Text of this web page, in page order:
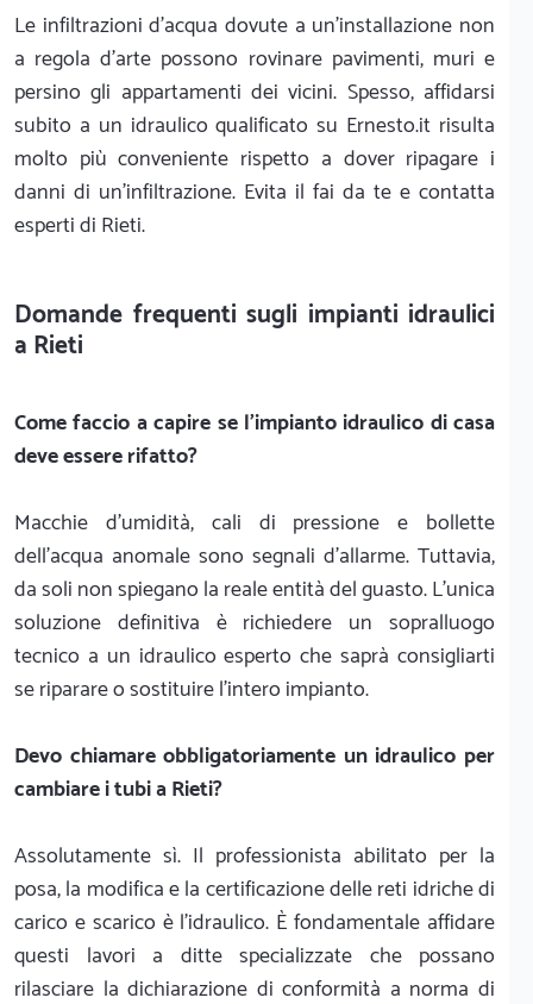
Le infiltrazioni d'acqua dovute a un'installazione non
a regola d'arte possono rovinare pavimenti, muri e
persino gli appartamenti dei vicini. Spesso, affidarsi
subito a un idraulico qualificato su Ernesto.it risulta
molto più conveniente rispetto a dover ripagare i
danni di un'infiltrazione. Evita il fai da te e contatta
esperti di Rieti.
Domande frequenti sugli impianti idraulici
a Rieti
Come faccio a capire se l'impianto idraulico di casa
deve essere rifatto?
Macchie d'umidità, cali di pressione e bollette
dell'acqua anomale sono segnali d'allarme. Tuttavia,
da soli non spiegano la reale entità del guasto. L'unica
soluzione definitiva è richiedere un sopralluogo
tecnico a un idraulico esperto che saprà consigliarti
se riparare o sostituire l'intero impianto.
Devo chiamare obbligatoriamente un idraulico per
cambiare i tubi a Rieti?
Assolutamente sì. Il professionista abilitato per la
posa, la modifica e la certificazione delle reti idriche di
carico e scarico è l'idraulico. È fondamentale affidare
questi lavori a ditte specializzate che possano
rilasciare la dichiarazione di conformità a norma di